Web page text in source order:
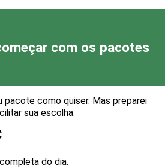
com os pacotes
pacote como quiser. Mas preparei
sua escolha.
do dia.